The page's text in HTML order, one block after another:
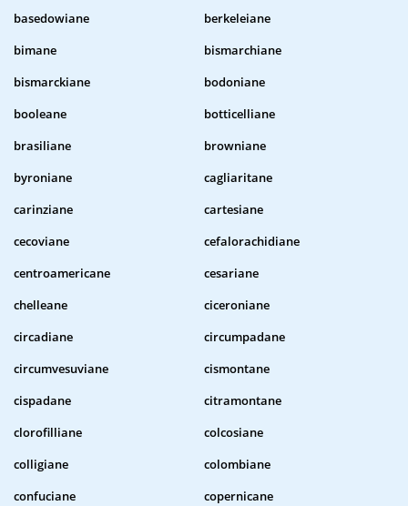
basedowiane
berkeleiane
bimane
bismarchiane
bismarckiane
bodoniane
booleane
botticelliane
brasiliane
browniane
byroniane
cagliaritane
carinziane
cartesiane
cecoviane
cefalorachidiane
centroamericane
cesariane
chelleane
ciceroniane
circadiane
circumpadane
circumvesuviane
cismontane
cispadane
citramontane
clorofilliane
colcosiane
colligiane
colombiane
confuciane
copernicane